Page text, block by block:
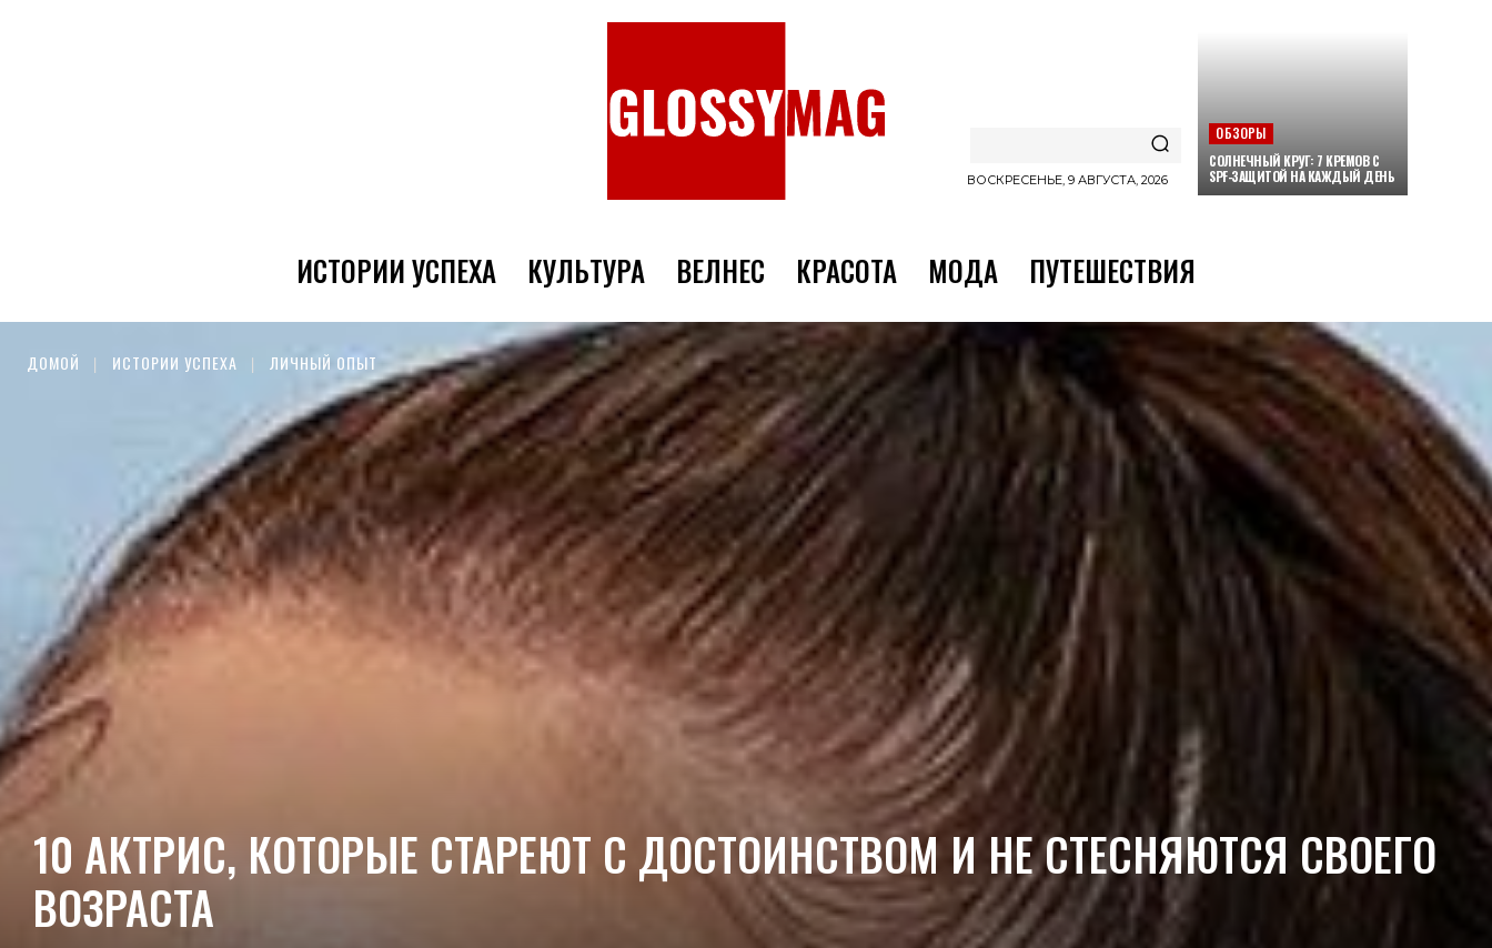
ВОСКРЕСЕНЬЕ, 9 АВГУСТА, 2026
ОБЗОРЫ
СОЛНЕЧНЫЙ КРУГ: 7 КРЕМОВ С
SPF-ЗАЩИТОЙ НА КАЖДЫЙ ДЕНЬ
ИСТОРИИ УСПЕХА КУЛЬТУРА ВЕЛНЕС КРАСОТА МОДА ПУТЕШЕСТВИЯ
ДОМОЙ ИСТОРИИ УСПЕХА ЛИЧНЫЙ ОПЫТ
10 АКТРИС, КОТОРЫЕ СТАРЕЮТ С ДОСТОИНСТВОМ И НЕ СТЕСНЯЮТСЯ СВОЕГО
ВОЗРАСТА